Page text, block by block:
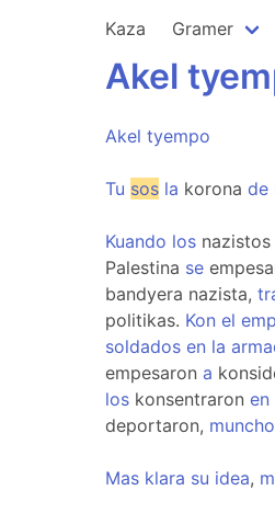
Kaza Gramer
Akel
Akel tyempo
Tu sos la korona de
Kuando los
Palestina se
bandyera nazista,
politikas. Kon el
soldados en la
empesaron a
los konsentraron en
deportaron,
Mas klara su idea,